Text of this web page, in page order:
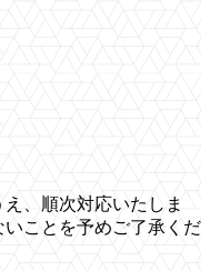
、順次対応いたしま
ことを予めご了承くだ